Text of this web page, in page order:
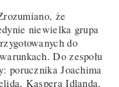
że
niewielka grupa
do
Do zespołu
porucznika Joachima
Kaspera Idlanda,